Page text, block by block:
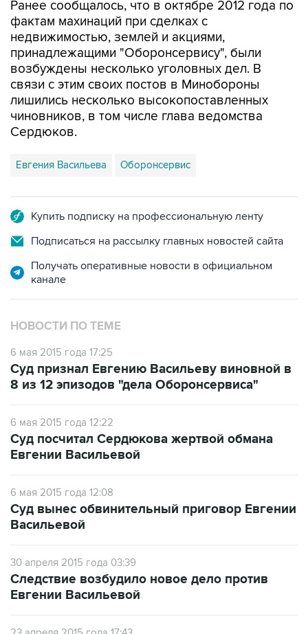
недвижимостью, землей и акциями,
принадлежащими "Оборонсервису", были
возбуждены несколько уголовных дел. В
связи с этим своих постов в Минобороны
лишились несколько высокопоставленных
чиновников, в том числе глава ведомства
Сердюков.
Евгения Васильева
Подписаться на рассылку главных новостей сайта
Получать оперативные новости в официальном
НОВОСТИ ПО ТЕМЕ
6 мая 2015 года 17:25
8 из 12 эпизодов "дела Оборонсервиса"
6 мая 2015 года 12:22
Евгении Васильевой
Васильевой
Евгении Васильевой